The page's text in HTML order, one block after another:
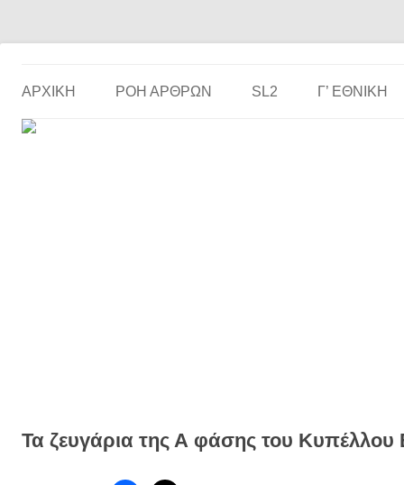
ΑΡΧΙΚΗ ΡΟΗ ΑΡΘΡΩΝ SL2 Γ’ ΕΘΝΙΚΉ
Τα ζευγάρια της Α φάσης του